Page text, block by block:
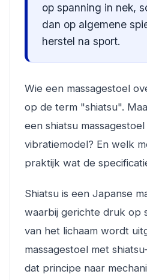
op spanning in nek,
dan op algemene
herstel na sport.
Wie een massagestoel
op de term "shiatsu".
een shiatsu
vibratiemodel? En welk
praktijk wat de
Shiatsu is een Japanse
waarbij gerichte druk op
van het lichaam wordt
massagestoel met
dat principe naar